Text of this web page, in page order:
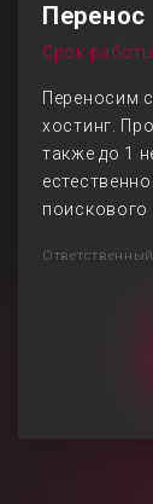
Перенос
Срок
Переносим
хостинг.
также до 1
поискового